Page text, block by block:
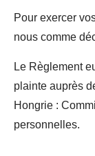
Pour exercer
nous comme
Le Règlement
plainte auprès
Hongrie :
personnelles.